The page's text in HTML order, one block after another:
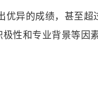
异的成绩，甚至超
性和专业背景等因